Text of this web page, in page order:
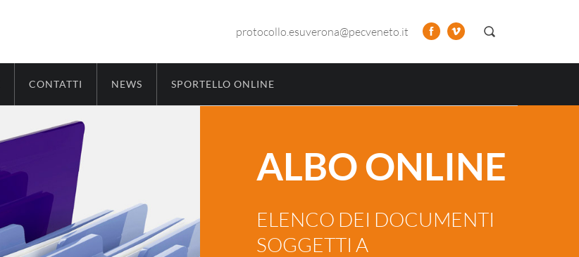
protocollo.esuverona@pecveneto.it
CONTATTI NEWS SPORTELLO ONLINE
ALBO ONLINE
ELENCO DEI DOCUMENTI
SOGGETTI A